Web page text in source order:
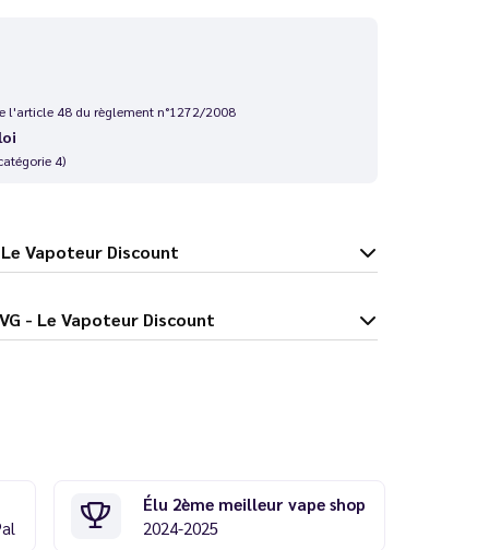
l'article 48 du règlement n°1272/2008
4)
- Le Vapoteur Discount
20 PG/VG - Le Vapoteur Discount
Élu 2ème meilleur vape shop
2024-2025